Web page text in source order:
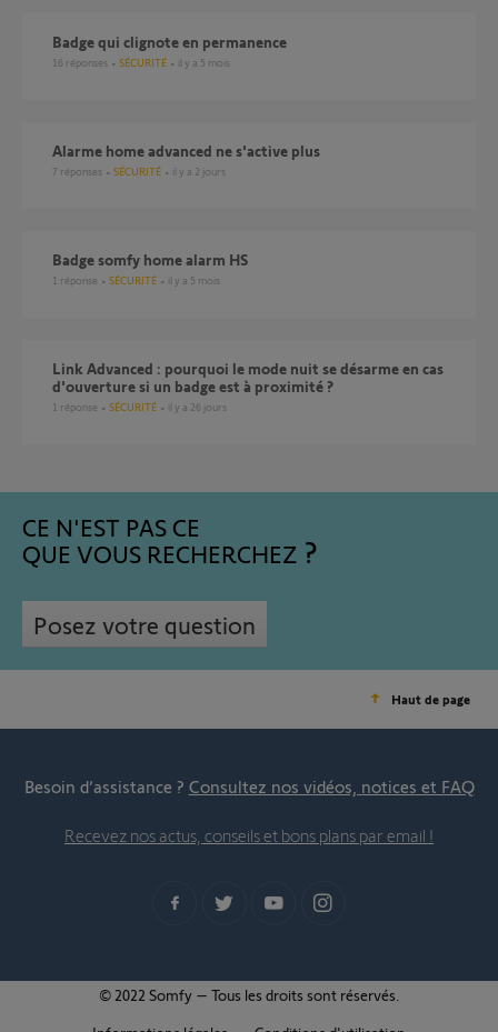
Badge qui clignote en permanence
16 réponses SÉCURITÉ il y a 5 mois
Alarme home advanced ne s'active plus
7 réponses SÉCURITÉ il y a 2 jours
Badge somfy home alarm HS
1 réponse SÉCURITÉ il y a 5 mois
Link Advanced : pourquoi le mode nuit se désarme en cas
d'ouverture si un badge est à proximité ?
1 réponse SÉCURITÉ il y a 26 jours
CE N'EST PAS CE
QUE VOUS RECHERCHEZ
Posez votre question
Haut de page
Besoin d’assistance ? Consultez nos vidéos, notices et FAQ
Recevez nos actus, conseils et bons plans par email !
© 2022 Somfy – Tous les droits sont réservés.